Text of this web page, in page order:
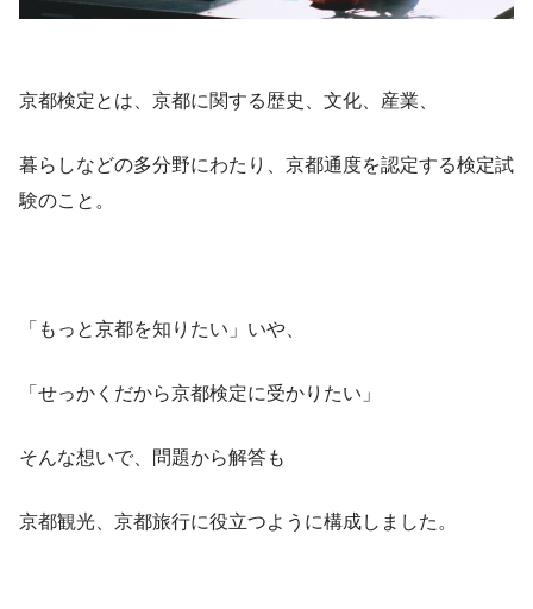
京都検定とは、京都に関する歴史、文化、産業、
暮らしなどの多分野にわたり、京都通度を認定する検定試
験のこと。
「もっと京都を知りたい」いや、
「せっかくだから京都検定に受かりたい」
そんな想いで、問題から解答も
京都観光、京都旅行に役立つように構成しました。